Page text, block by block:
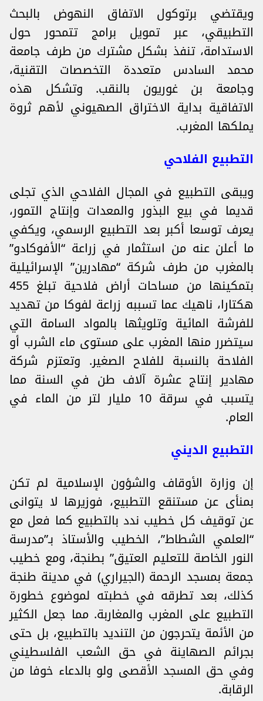
ويقتضي برتوكول الاتفاق النهوض بالبحث
التطبيقي، عبر تمويل برامج تتمحور حول
الاستدامة، تنفذ بشكل مشترك من طرف جامعة
محمد السادس متعددة التخصصات التقنية،
وجامعة بن غوريون بالنقب. وتشكل هذه
الاتفاقية بداية الاختراق الصهيوني لأهم ثروة
يملكها المغرب.
التطبيع الفلاحي
ويبقى التطبيع في المجال الفلاحي الذي تجلى
قديما في بيع البذور والمعدات وإنتاج التمور،
يعرف توسعا أكبر بعد التطبيع الرسمي، ويكفي
ما أعلن عنه من استثمار في زراعة “الأفوكادو”
بالمغرب من طرف شركة “مهادرين” الإسرائيلية
بتمكينها من مساحات أراض فلاحية تبلغ 455
هكتارا، ناهيك عما تسببه زراعة لفوكا من تهديد
للفرشة المائية وتلويثها بالمواد السامة التي
سيتضرر منها المغرب على مستوى ماء الشرب أو
الفلاحة بالنسبة للفلاح الصغير. وتعتزم شركة
مهادير إنتاج عشرة آلاف طن في السنة مما
يتسبب في سرقة 10 مليار لتر من الماء في
العام.
التطبيع الديني
إن وزارة الأوقاف والشؤون الإسلامية لم تكن
بمنأى عن مستنقع التطبيع، فوزيرها لا يتوانى
عن توقيف كل خطيب ندد بالتطبيع كما فعل مع
“العلمي الشطاط”، الخطيب والأستاذ بـ”مدرسة
النور الخاصة للتعليم العتيق” بطنجة، ومع خطيب
جمعة بمسجد الرحمة (الجيراري) في مدينة طنجة
كذلك، بعد تطرقه في خطبته لموضوع خطورة
التطبيع على المغرب والمغاربة. مما جعل الكثير
من الأئمة يتحرجون من التنديد بالتطبيع، بل حتى
بجرائم الصهاينة في حق الشعب الفلسطيني
وفي حق المسجد الأقصى ولو بالدعاء خوفا من
الرقابة.